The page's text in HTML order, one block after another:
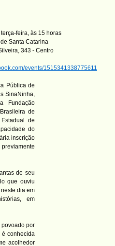
feira, às 15 horas
Santa Catarina
343 - Centro
events/1515341338775611
Pública de
SinaNinha,
Fundação
de
de
do
inscrição
de seu
que ouviu
dia em
em
povoado por
é conhecida
acolhedor